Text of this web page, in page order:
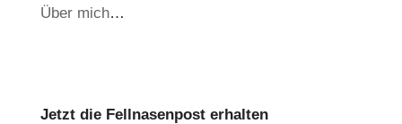
Über mich…
Jetzt die Fellnasenpost erhalten